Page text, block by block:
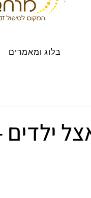
בלוג ומאמרים
ילדים